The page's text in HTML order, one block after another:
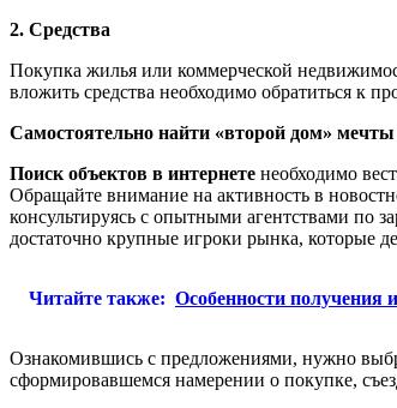
2. Средства
Покупка жилья или коммерческой
вложить средства необходимо обратиться к
Самостоятельно найти «второй дом»
Поиск объектов в интернете необходимо
Обращайте внимание на активность в
консультируясь с опытными агентствами по
достаточно крупные игроки рынка, которые
Читайте также: Особенности получения
Ознакомившись с предложениями, нужно
сформировавшемся намерении о покупке,